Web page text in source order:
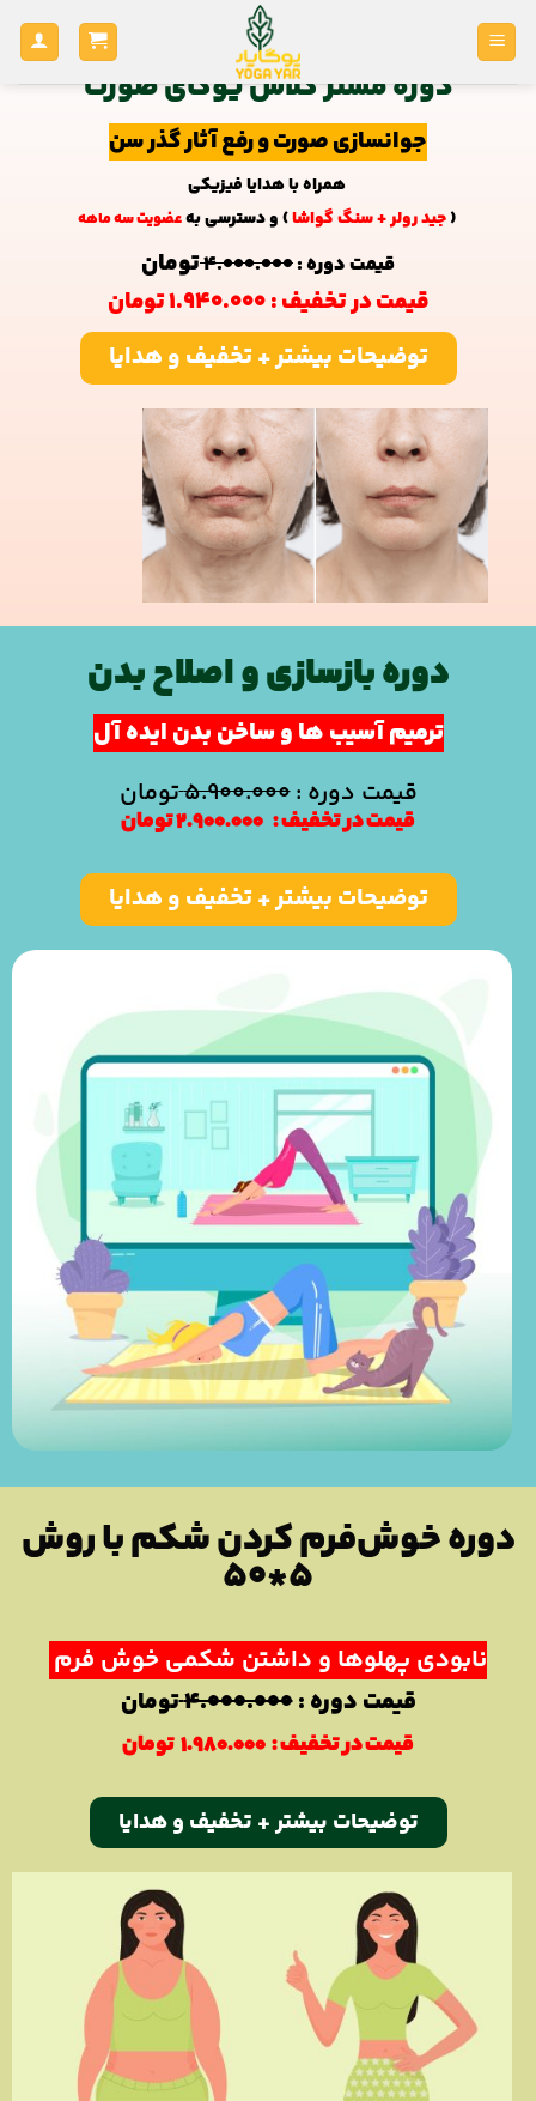
دوره مستر کلاس یوگای صورت
جوانسازی صورت و رفع آثار گذر سن
همراه با هدایا فیزیکی
جید رولر + سنگ گواشا)و دسترسی بهعضویت سه ماهه
قیمت دوره :۴.۰۰۰.۰۰۰تومان
قیمت در تخفیف :۱.۹۴۰.۰۰۰ تومان
توضيحات بیشتر + تخفیف و هدایا
دوره بازسازی و اصلاح بدن
ترميم آسیب ها و ساخن بدن ایده آل
قیمت دوره :۵.۹۰۰.۰۰۰تومان
قیمت در تخفیف :۲.۹۰۰.۰۰۰ تومان
توضيحات بیشتر + تخفیف و هدایا
خوش‌فرم کردن شکم با روش
نابودی پهلوها و داشتن شکمی خوش فرم
قیمت دوره :۴.۰۰۰.۰۰۰تومان
قیمت در تخفیف :۱.۹۸۰.۰۰۰ تومان
توضيحات بیشتر + تخفیف و هدایا